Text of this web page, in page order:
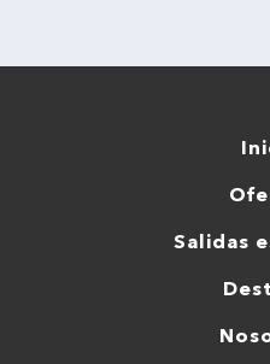
Salidas